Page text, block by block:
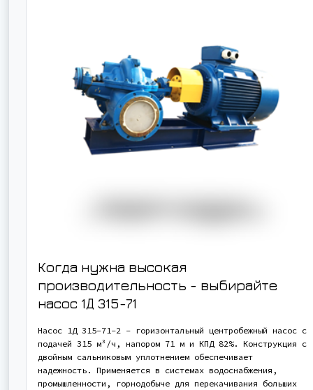
Когда нужна высокая
производительность - выбирайте
насос 1Д 315-71
Насос 1Д 315-71-2 - горизонтальный центробежный насос с
подачей 315 м³/ч, напором 71 м и КПД 82%. Конструкция с
двойным сальниковым уплотнением обеспечивает
надежность. Применяется в системах водоснабжения,
промышленности, горнодобыче для перекачивания больших